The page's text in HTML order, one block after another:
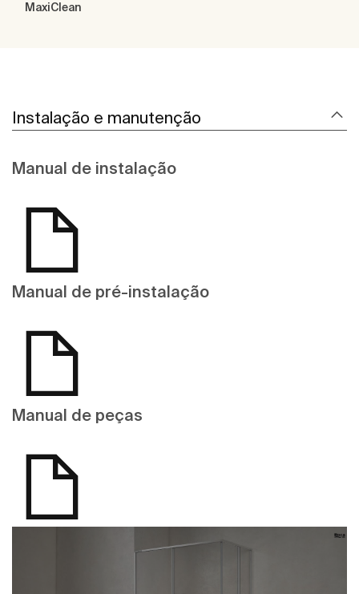
MaxiClean
Instalação e manutenção
Manual de instalação
Manual de pré-instalação
Manual de peças